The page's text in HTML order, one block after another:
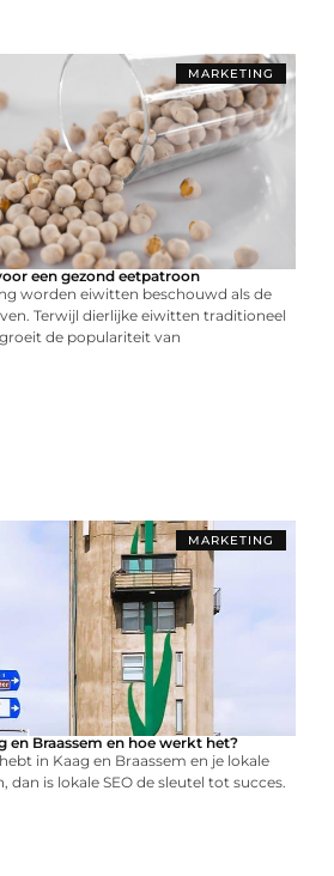
MARKETING
een gezond eetpatroon
worden eiwitten beschouwd als de
Terwijl dierlijke eiwitten traditioneel
de populariteit van
MARKETING
en Braassem en hoe werkt het?
in Kaag en Braassem en je lokale
dan is lokale SEO de sleutel tot succes.